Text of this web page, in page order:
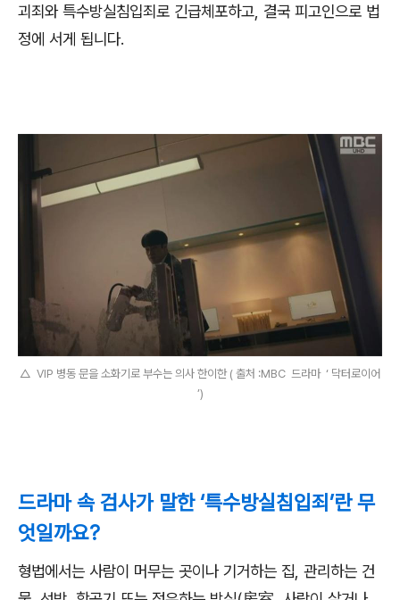
괴죄와 특수방실침입죄로 긴급체포하고, 결국 피고인으로 법
정에 서게 됩니다.
△ VIP 병동 문을 소화기로 부수는 의사 한이한 ( 출처 :MBC 드라마 ‘ 닥터로이어
’)
드라마 속 검사가 말한 ‘특수방실침입죄’란 무
엇일까요?
형법에서는 사람이 머무는 곳이나 기거하는 집, 관리하는 건